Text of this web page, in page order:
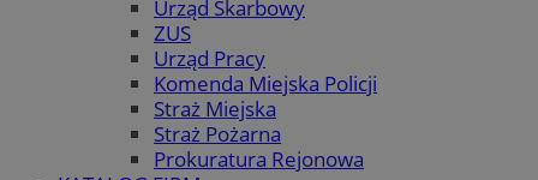
Urząd Skarbowy
ZUS
Urząd Pracy
Komenda Miejska Policji
Straż Miejska
Straż Pożarna
Prokuratura Rejonowa